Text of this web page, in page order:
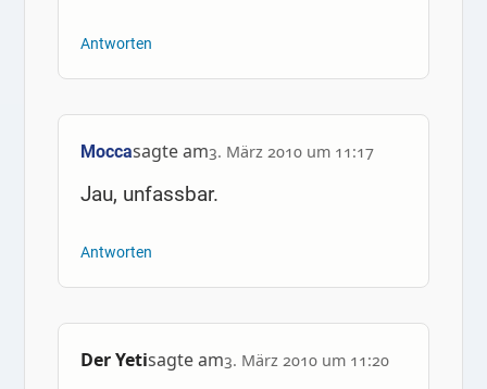
Antworten
Moccasagte am3. März 2010 um 11:17
Jau, unfassbar.
Antworten
Der Yetisagte am3. März 2010 um 11:20